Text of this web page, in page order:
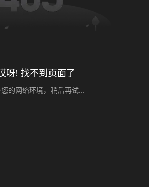
呀! 找不到页面了
的网络环境，稍后再试...